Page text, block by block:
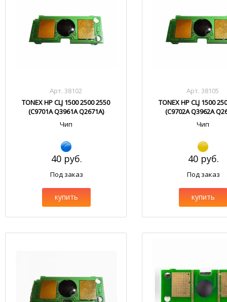
Арт. 38102
TONEX HP CLJ 1500 2500 2550
(C9701A Q3961A Q2671A)
Чип
40 руб.
Под заказ
купить
Арт. 38105
TONEX HP CLJ 1500
(C9702A Q3962A
Чип
40 руб.
Под заказ
купить